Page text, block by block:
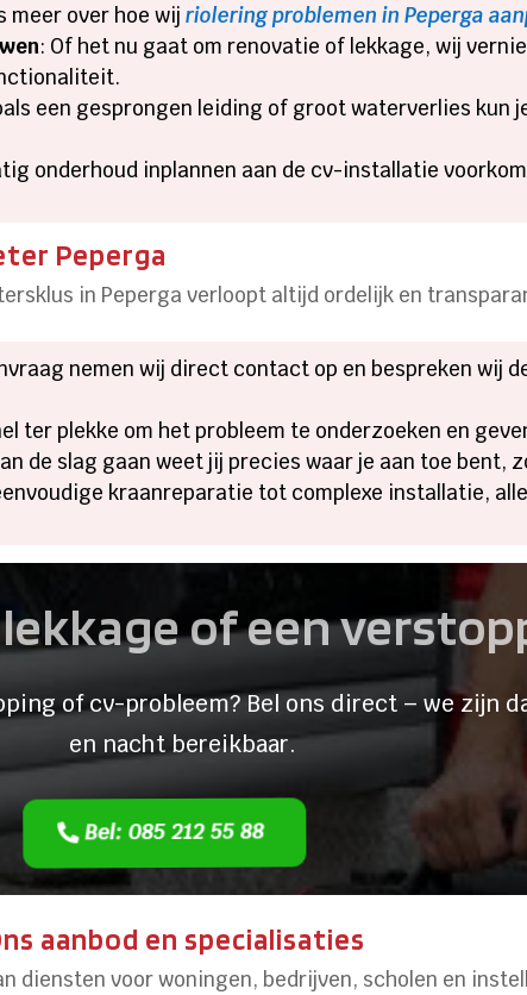
meer over hoe wijriolering problemen in Peperga
: Of het nu gaat om renovatie of lekkage, wij
een gesprongen leiding of groot waterverlies kun
onderhoud inplannen aan de cv-installatie
Peperga
in Peperga verloopt altijd ordelijk en
nemen wij direct contact op en bespreken wij
ter plekke om het probleem te onderzoeken en
de slag gaan weet jij precies waar je aan toe bent,
kraanreparatie tot complexe installatie,
of een
of cv-probleem? Bel ons direct – we zijn
en nacht bereikbaar.
Bel: 085 212 55 88
aanbod en specialisaties
diensten voor woningen, bedrijven, scholen en